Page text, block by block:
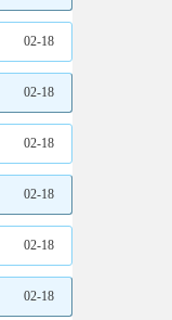
02-18
02-18
02-18
02-18
02-18
02-18